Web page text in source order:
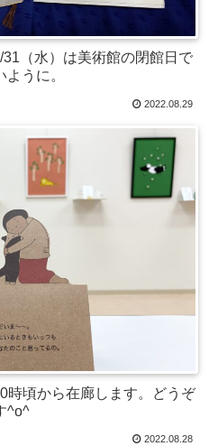
（水）は美術館の閉館日で
うに。
2022.08.29
時頃から在廊します。どうぞ
^o^
2022.08.28